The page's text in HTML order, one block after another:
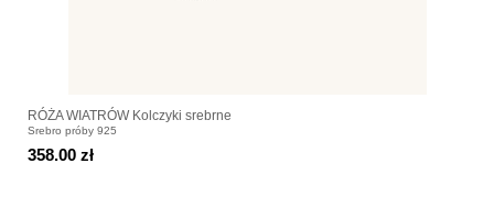
RÓŻA WIATRÓW Kolczyki srebrne
Srebro próby 925
358.00 zł